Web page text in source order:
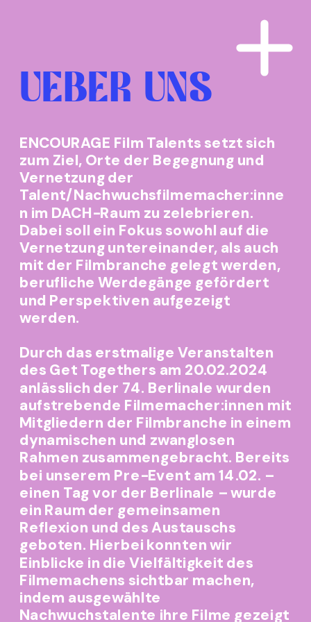
UEBER UNS
ENCOURAGE Film Talents setzt sich
zum Ziel, Orte der Begegnung und
Vernetzung der
Talent/Nachwuchsfilmemacher:inne
n im DACH-Raum zu zelebrieren.
Dabei soll ein Fokus sowohl auf die
Vernetzung untereinander, als auch
mit der Filmbranche gelegt werden,
berufliche Werdegänge gefördert
und Perspektiven aufgezeigt
werden.
Durch das erstmalige Veranstalten
des Get Togethers am 20.02.2024
anlässlich der 74. Berlinale wurden
aufstrebende Filmemacher:innen mit
Mitgliedern der Filmbranche in einem
dynamischen und zwanglosen
Rahmen zusammengebracht. Bereits
bei unserem Pre-Event am 14.02. –
einen Tag vor der Berlinale – wurde
ein Raum der gemeinsamen
Reflexion und des Austauschs
geboten. Hierbei konnten wir
Einblicke in die Vielfältigkeit des
Filmemachens sichtbar machen,
indem ausgewählte
Nachwuchstalente ihre Filme gezeigt